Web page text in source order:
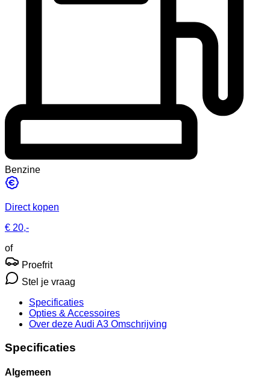
Benzine
Direct kopen
€ 20,-
of
Proefrit
Stel je vraag
Specificaties
Opties & Accessoires
Over deze Audi A3 Omschrijving
Specificaties
Algemeen